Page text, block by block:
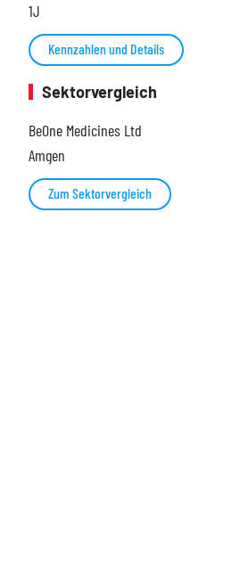
1J
Kennzahlen und Details
Sektorvergleich
BeOne Medicines Ltd
Amgen
Zum Sektorvergleich